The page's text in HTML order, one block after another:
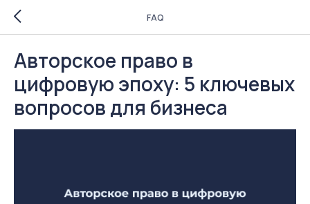
FAQ
Авторское право в
цифровую эпоху: 5 ключевых
вопросов для бизнеса